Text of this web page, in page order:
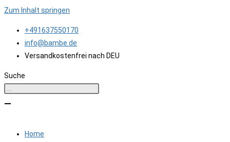
Zum Inhalt springen
+491637550170
info@bambe.de
Versandkostenfrei nach DEU
Suche
Home